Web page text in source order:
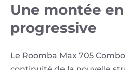
Une montée
progressive
Le Roomba Max 705